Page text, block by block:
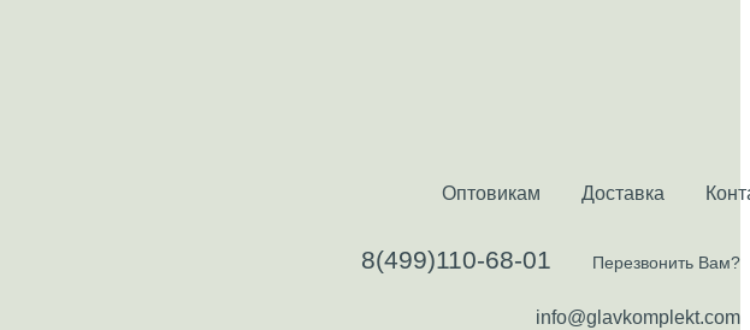
Оптовикам Доставка
8(499)110-68-01 Перезвонить Вам?
info@glavkomplekt.com